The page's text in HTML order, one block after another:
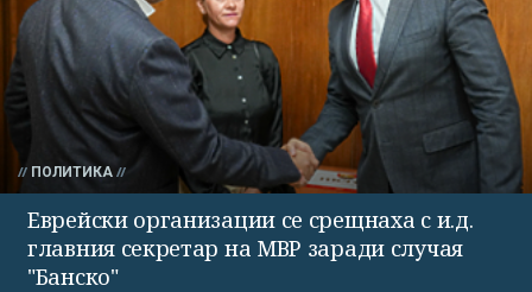
ПОЛИТИКА
Еврейски организации се срещнаха с и.д.
главния секретар на МВР заради случая
"Банско"